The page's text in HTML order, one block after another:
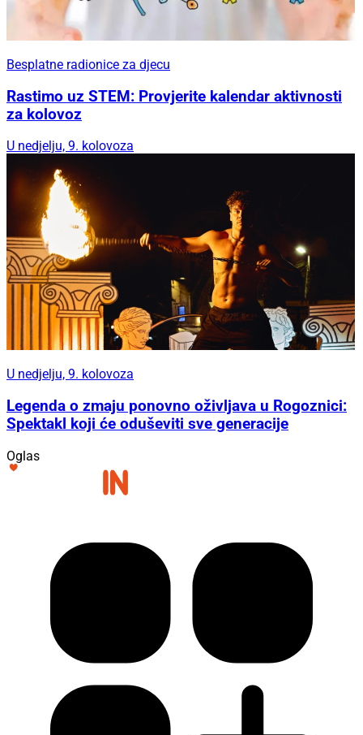
Besplatne radionice za djecu
Rastimo uz STEM: Provjerite kalendar aktivnosti
za kolovoz
U nedjelju, 9. kolovoza
U nedjelju, 9. kolovoza
Legenda o zmaju ponovno oživljava u Rogoznici:
Spektakl koji će oduševiti sve generacije
Oglas